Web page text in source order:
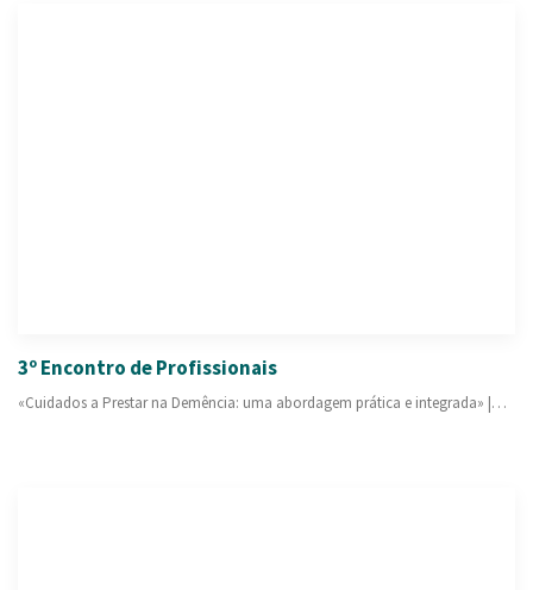
3º Encontro de Profissionais
«Cuidados a Prestar na Demência: uma abordagem prática e integrada» |…